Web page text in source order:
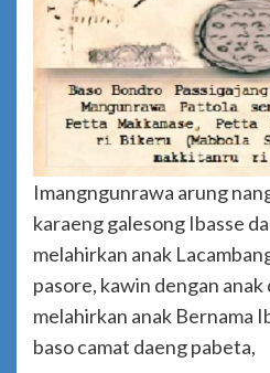
Imangngunrawa arung
karaeng galesong Ibasse
melahirkan anak
pasore, kawin dengan
melahirkan anak Bernama
baso camat daeng pabeta,